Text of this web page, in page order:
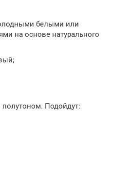
белыми или
на основе натурального
Подойдут: